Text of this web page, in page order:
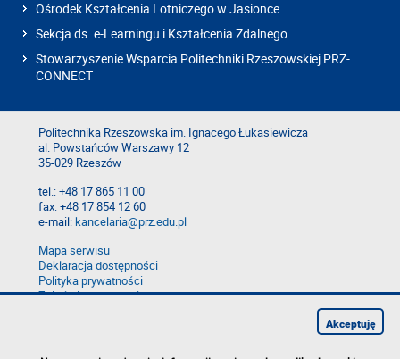
Ośrodek Kształcenia Lotniczego w Jasionce
Sekcja ds. e-Learningu i Kształcenia Zdalnego
Stowarzyszenie Wsparcia Politechniki Rzeszowskiej PRZ-
CONNECT
Politechnika Rzeszowska im. Ignacego Łukasiewicza
al. Powstańców Warszawy 12
35-029 Rzeszów
tel.: +48 17 865 11 00
fax: +48 17 854 12 60
e-mail:kancelaria@prz.edu.pl
Mapa serwisu
Deklaracja dostępności
Polityka prywatności
Zgłoś błąd na stronie
Akceptuję